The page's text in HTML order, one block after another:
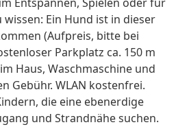
Ein Hund ist in dieser
(Aufpreis, bitte bei
Parkplatz ca. 150 m
Haus, Waschmaschine und
Gebühr. WLAN kostenfrei.
die eine ebenerdige
und Strandnähe suchen.